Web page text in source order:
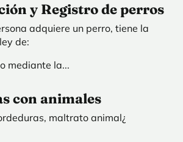
y Registro de perros
adquiere un perro, tiene la
de:
mediante la...
con animales
maltrato animal¿